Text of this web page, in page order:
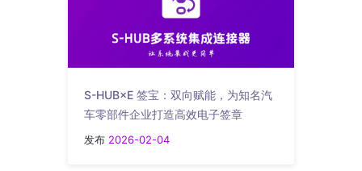
S-HUB×E 签宝：双向赋能，为知名汽
车零部件企业打造高效电子签章
发布 2026-02-04